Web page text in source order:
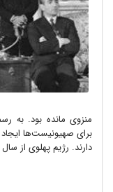
منزوی مانده بود. به
برای صهیونیست‌ها ایجاد
دارند. رژیم پهلوی از سال ۳۳ به اسرائیلی‌ها نفت...